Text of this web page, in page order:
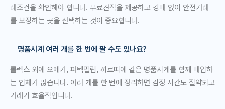
래조건을 확인해야 합니다. 무료견적을 제공하고 강매 없이 안전거래
를 보장하는 곳을 선택하는 것이 중요합니다.
명품시계 여러 개를 한 번에 팔 수도 있나요?
롤렉스 외에 오메가, 파텍필립, 까르띠에 같은 명품시계를 함께 매입하
는 업체가 많습니다. 여러 개를 한 번에 정리하면 감정 시간도 절약되고
거래가 효율적입니다.